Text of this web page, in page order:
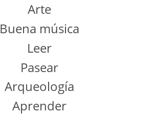
Arte
Buena música
Leer
Pasear
Arqueología
Aprender